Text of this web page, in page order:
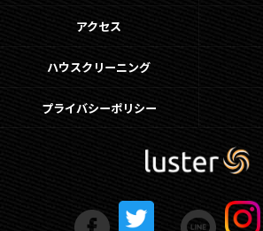
アクセス
ハウスクリーニング
プライバシーポリシー